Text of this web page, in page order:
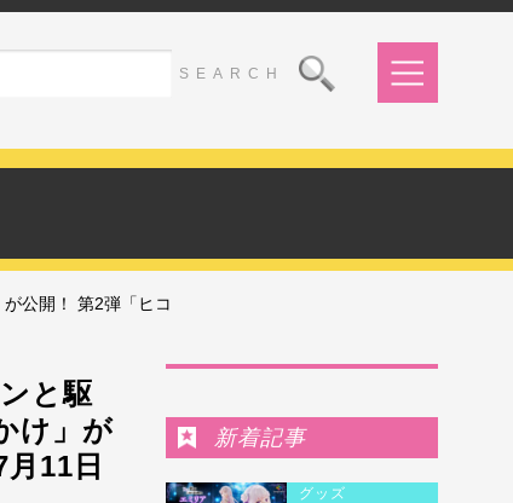
公開！ 第2弾「ヒコ
と駆
け」が
11日
新着記事
グッズ